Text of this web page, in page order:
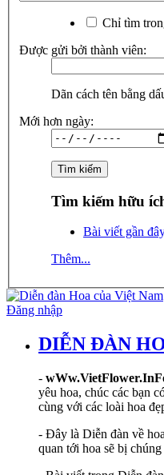
Chỉ tìm
Được gửi bởi thành viên:
Dãn cách tên bằng
Mới hơn ngày:
Tìm kiếm hữu
Bài viết gần
Thêm...
Đăng nhập
DIỄN ĐÀN
-
yêu hoa, chúc các bạn
cùng với các loài hoa
- Đây là Diễn đàn về
quan tới hoa sẽ bị